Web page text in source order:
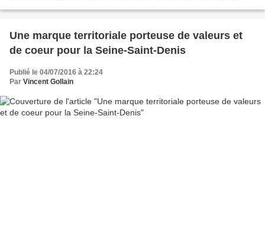
Une marque territoriale porteuse de valeurs et
de coeur pour la Seine-Saint-Denis
Publié le 04/07/2016 à 22:24
Par Vincent Gollain